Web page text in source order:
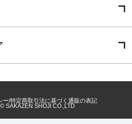
ー 特定商取引法に基づく通販の表記
SAKAZEN SHOJI CO.,LTD